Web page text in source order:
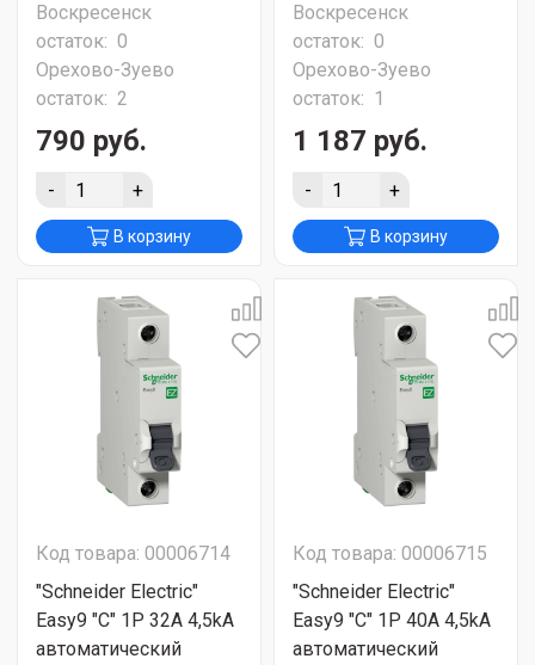
Воскресенск
остаток: 0
Орехово-Зуево
остаток: 2
790 руб.
- +
В корзину
Воскресенск
остаток: 0
Орехово-Зуево
остаток: 1
1 187 руб.
- +
В корзину
Код товара: 00006714
"Schneider Electric"
Easy9 "C" 1P 32A 4,5kA
автоматический
Код товара: 00006715
"Schneider Electric"
Easy9 "C" 1P 40A 4,5kA
автоматический